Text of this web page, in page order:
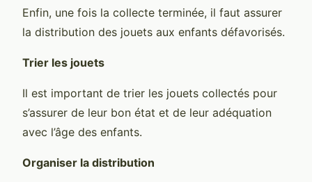
Enfin, une fois la collecte terminée, il faut assurer
la distribution des jouets aux enfants défavorisés.
Trier les jouets
Il est important de trier les jouets collectés pour
s’assurer de leur bon état et de leur adéquation
avec l’âge des enfants.
Organiser la distribution